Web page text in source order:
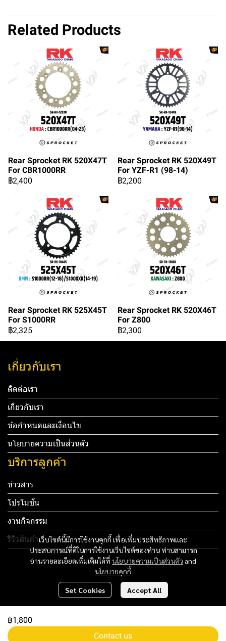
Related Products
Rear Sprocket RK 520X47T
For CBR1000RR
฿2,400
Rear Sprocket RK 520X49T
For YZF-R1 (98-14)
฿2,200
Rear Sprocket RK 525X45T
For S1000RR
฿2,325
Rear Sprocket RK 520X46T
For Z800
฿2,300
฿1,800
Contact us
เว็บไซต์นี้มีการใช้งานคุกกี้ เพื่อเพิ่มประสิทธิภาพและ
ประสบการณ์ที่ดีในการใช้งานเว็บไซต์ของท่าน ท่านสามารถ
อ่านรายละเอียดเพิ่มเติมได้ที่ นโยบายความเป็นส่วนตัว and
นโยบายคุกกี้
Set Cookies Accept All
เกี่ยวกับเรา
ติดต่อเรา
เกี่ยวกับเรา
ข้อกำหนดและเงื่อนไข
นโยบายความเป็นส่วนตัว
บริการลูกค้า
ข่าวสาร
โปรโมชั่น
งานกิจกรรม
รีวิวสินค้า
Tel: 012 345 67890 Email: mail@yourdomain.com
Copyright 2024 | All Rights Reserved | Powered by MWE